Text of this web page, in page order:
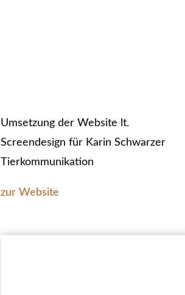
Umsetzung der Website lt.
Screendesign für Karin Schwarzer
Tierkommunikation
zur Website